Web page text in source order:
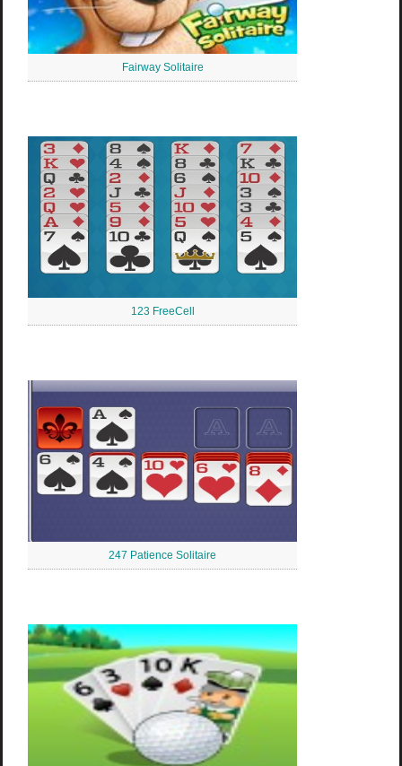
Fairway Solitaire
123 FreeCell
247 Patience Solitaire